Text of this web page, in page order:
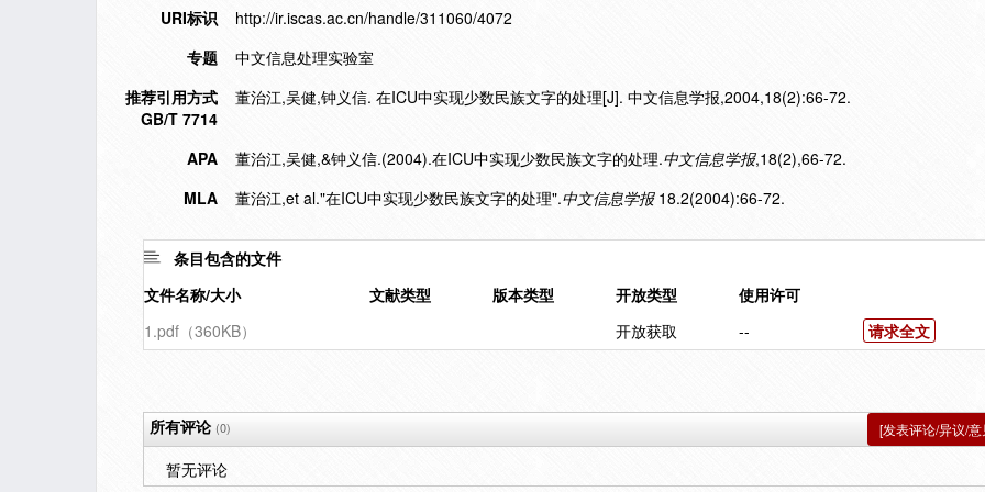
URI标识
http://ir.iscas.ac.cn/handle/311060/4072
专题
中文信息处理实验室
推荐引用方式
GB/T 7714
董治江,吴健,钟义信. 在ICU中实现少数民族文字的处理[J]. 中文信息学报,2004,18(2):66-72.
APA 董治江,吴健,&钟义信.(2004).在ICU中实现少数民族文字的处理.中文信息学报,18(2),66-72.
MLA
董治江,et al."在ICU中实现少数民族文字的处理".中文信息学报18.2(2004):66-72.
条目包含的文件
文件名称/大小
文献类型 版本类型 开放类型
使用许可
1.pdf（360KB）
开放获取 -- 请求全文
所有评论(0) [发表评论/异议/意
暂无评论